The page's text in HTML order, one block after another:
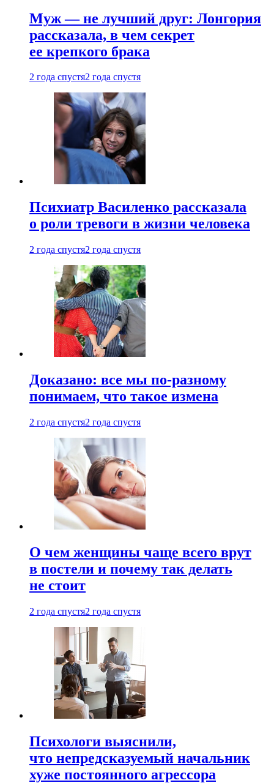
Муж — не лучший друг: Лонгория
рассказала, в чем секрет
ее крепкого брака
2 года спустя2 года спустя
Психиатр Василенко рассказала
о роли тревоги в жизни человека
2 года спустя2 года спустя
Доказано: все мы по-разному
понимаем, что такое измена
2 года спустя2 года спустя
О чем женщины чаще всего врут
в постели и почему так делать
не стоит
2 года спустя2 года спустя
Психологи выяснили,
что непредсказуемый начальник
хуже постоянного агрессора